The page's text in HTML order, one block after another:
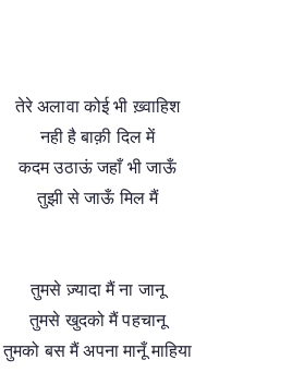
तेरे अलावा कोई भी ख़्वाहिश
नही है बाक़ी दिल में
कदम उठाऊं जहाँ भी जाऊँ
तुझी से जाऊँ मिल मैं
तुमसे ज़्यादा मैं ना जानू
तुमसे खुदको मैं पहचानू
तुमको बस मैं अपना मानूँ माहिया